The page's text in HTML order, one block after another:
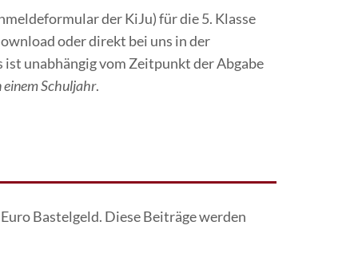
der KiJu) für die 5. Klasse
oder direkt bei uns in der
unabhängig vom Zeitpunkt der Abgabe
Schuljahr.
Bastelgeld. Diese Beiträge werden